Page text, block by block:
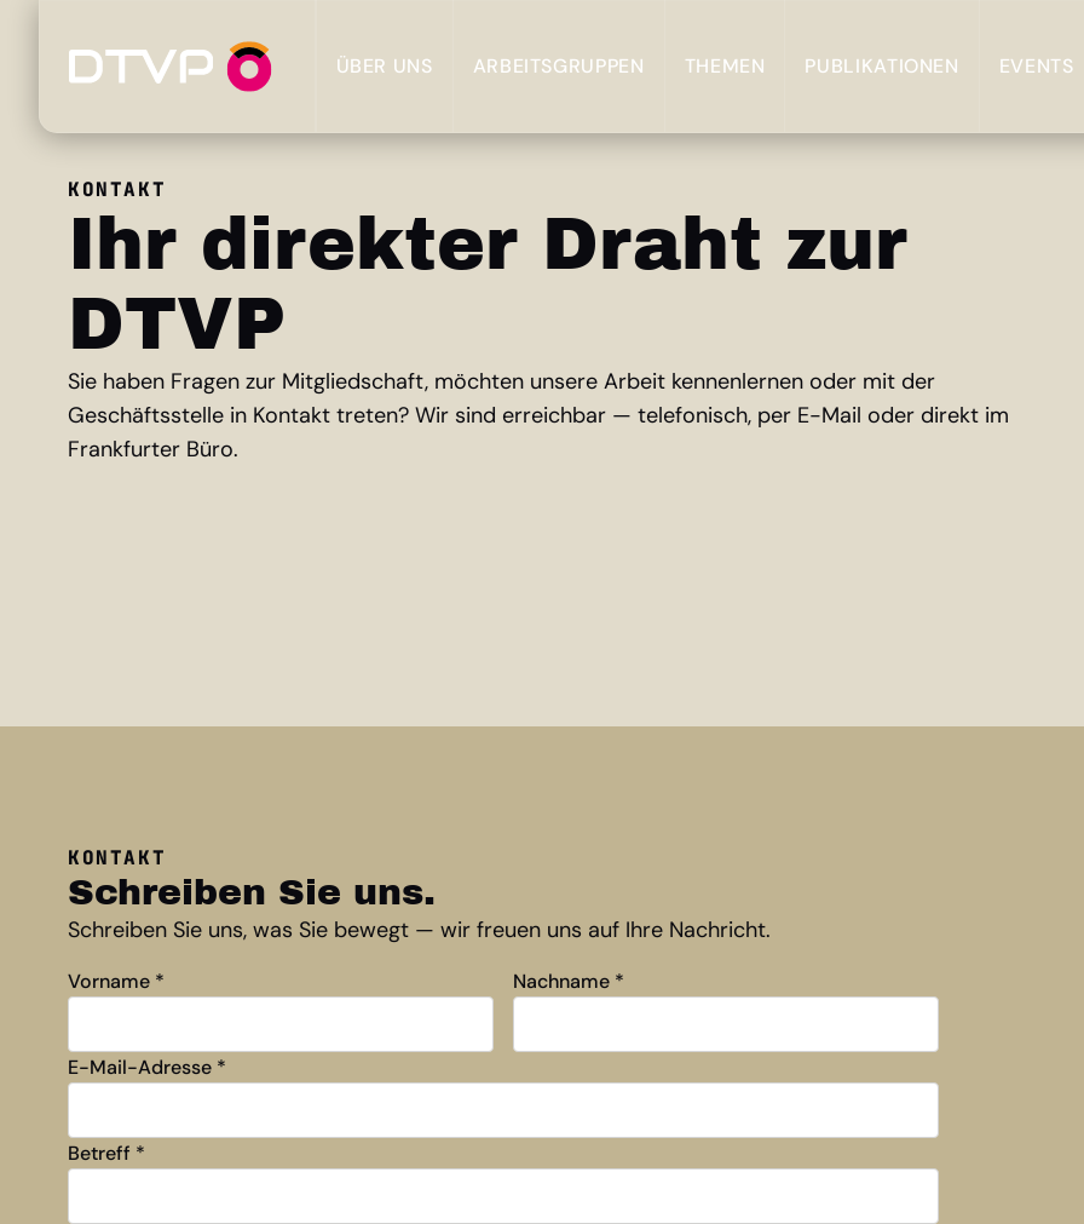
ÜBER UNS ARBEITSGRUPPEN THEMEN PUBLIKATIONEN EVENTS
KONTAKT
Ihr direkter Draht zur
DTVP
Sie haben Fragen zur Mitgliedschaft, möchten unsere Arbeit kennenlernen oder mit der
Geschäftsstelle in Kontakt treten? Wir sind erreichbar — telefonisch, per E-Mail oder direkt im
Frankfurter Büro.
KONTAKT
Schreiben Sie uns.
Schreiben Sie uns, was Sie bewegt — wir freuen uns auf Ihre Nachricht.
Vorname * Nachname *
E-Mail-Adresse *
Betreff *